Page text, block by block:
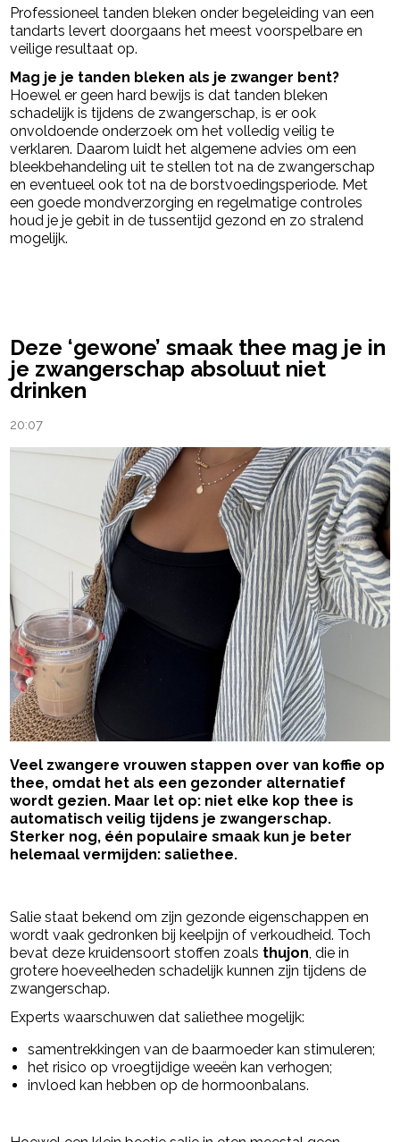
Professioneel tanden bleken onder begeleiding van een
tandarts levert doorgaans het meest voorspelbare en
veilige resultaat op.
Mag je je tanden bleken als je zwanger bent?
Hoewel er geen hard bewijs is dat tanden bleken
schadelijk is tijdens de zwangerschap, is er ook
onvoldoende onderzoek om het volledig veilig te
verklaren. Daarom luidt het algemene advies om een
bleekbehandeling uit te stellen tot na de zwangerschap
en eventueel ook tot na de borstvoedingsperiode. Met
een goede mondverzorging en regelmatige controles
houd je je gebit in de tussentijd gezond en zo stralend
mogelijk.
Deze ‘gewone’ smaak thee mag je in
je zwangerschap absoluut niet
drinken
20:07
Veel zwangere vrouwen stappen over van koffie op
thee, omdat het als een gezonder alternatief
wordt gezien. Maar let op: niet elke kop thee is
automatisch veilig tijdens je zwangerschap.
Sterker nog, één populaire smaak kun je beter
helemaal vermijden: saliethee.
Salie staat bekend om zijn gezonde eigenschappen en
wordt vaak gedronken bij keelpijn of verkoudheid. Toch
bevat deze kruidensoort stoffen zoals thujon , die in
grotere hoeveelheden schadelijk kunnen zijn tijdens de
zwangerschap.
Experts waarschuwen dat saliethee mogelijk:
samentrekkingen van de baarmoeder kan stimuleren;
het risico op vroegtijdige weeën kan verhogen;
invloed kan hebben op de hormoonbalans.